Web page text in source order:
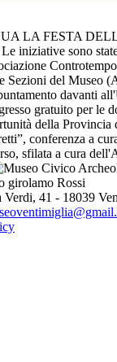
LA FESTA
iniziative sono
Sezioni del Museo
davanti
gratuito per le
della
conferenza a
sfilata a cura
girolamo Rossi
41 - 18039